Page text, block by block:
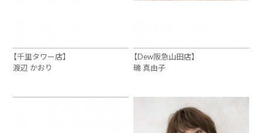
【千里タワー店】
渡辺 かおり
【Dew阪急山田店】
磯 真由子